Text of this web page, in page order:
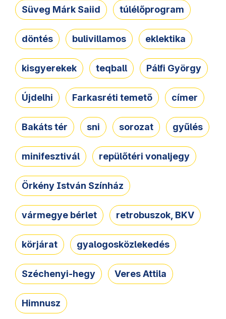
Süveg Márk Saiid túlélőprogram
döntés bulivillamos eklektika
kisgyerekek teqball Pálfi György
Újdelhi Farkasréti temető címer
Bakáts tér sni sorozat gyűlés
minifesztivál repülőtéri vonaljegy
Örkény István Színház
vármegye bérlet retrobuszok, BKV
körjárat gyalogosközlekedés
Széchenyi-hegy Veres Attila
Himnusz